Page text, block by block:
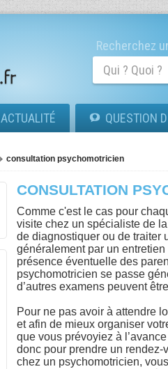
Recherchez
ACTUALITÉ QUESTION
consultation psychomotricien
CONSULTATION
Comme c'est le cas pour
visite chez un spécialiste de
de diagnostiquer ou de traiter
généralement par un
présence éventuelle des
psychomotricien se passe
d’autres examens peuvent
Pour ne pas avoir à attendre
et afin de mieux organiser
que vous prévoyiez à
donc pour prendre un
chez un psychomotricien,